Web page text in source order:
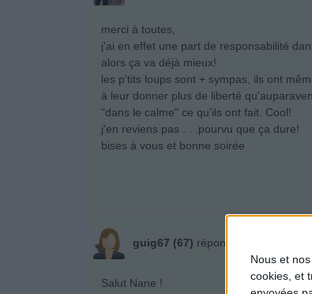
Nous et
cookies, et
merci à toutes,
j'ai en effet une part de responsabilité
alors ça va déjà mieux!
les p'tits loups sont + sympas, ils ont
à leur donner plus de liberté
"dans le calme" ce qu'ils ont fait. Cool!
j'en reviens pas . . .pourvu que ça dure!
bises à vous et bonne soirée
guig67 (67) répond
Salut Nane !